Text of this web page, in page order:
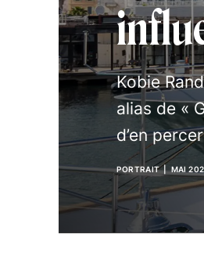
Kobie
alias de «
d’en
PORTRAIT| MAI